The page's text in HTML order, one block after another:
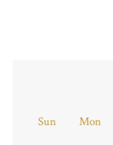
Sun Mon